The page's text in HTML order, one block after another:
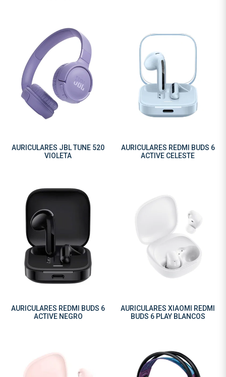
AURICULARES JBL TUNE 520
VIOLETA
AURICULARES REDMI BUDS 6
ACTIVE CELESTE
AURICULARES REDMI BUDS 6
ACTIVE NEGRO
AURICULARES XIAOMI REDMI
BUDS 6 PLAY BLANCOS